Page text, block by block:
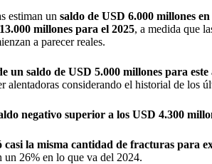
estiman un saldo de USD 6.000 millones
millones para el 2025, a medida que
a parecer reales.
un saldo de USD 5.000 millones para
alentadoras considerando el historial de los
negativo superior a los USD 4.300
casi la misma cantidad de fracturas para
un 26% en lo que va del 2024.